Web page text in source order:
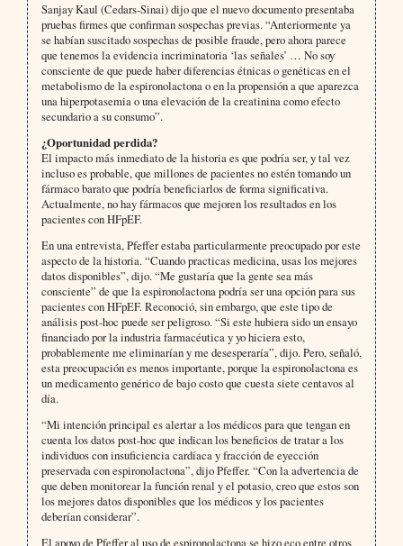
Sanjay Kaul (Cedars-Sinai) dijo que el nuevo documento presentaba
pruebas firmes que confirman sospechas previas. “Anteriormente ya
se habían suscitado sospechas de posible fraude, pero ahora parece
que tenemos la evidencia incriminatoria ‘las señales’ … No soy
consciente de que puede haber diferencias étnicas o genéticas en el
metabolismo de la espironolactona o en la propensión a que aparezca
una hiperpotasemia o una elevación de la creatinina como efecto
secundario a su consumo”.
¿Oportunidad perdida?
El impacto más inmediato de la historia es que podría ser, y tal vez
incluso es probable, que millones de pacientes no estén tomando un
fármaco barato que podría beneficiarlos de forma significativa.
Actualmente, no hay fármacos que mejoren los resultados en los
pacientes con HFpEF.
En una entrevista, Pfeffer estaba particularmente preocupado por este
aspecto de la historia. “Cuando practicas medicina, usas los mejores
datos disponibles”, dijo. “Me gustaría que la gente sea más
consciente” de que la espironolactona podría ser una opción para sus
pacientes con HFpEF. Reconoció, sin embargo, que este tipo de
análisis post-hoc puede ser peligroso. “Si este hubiera sido un ensayo
financiado por la industria farmacéutica y yo hiciera esto,
probablemente me eliminarían y me desesperaría”, dijo. Pero, señaló,
esta preocupación es menos importante, porque la espironolactona es
un medicamento genérico de bajo costo que cuesta siete centavos al
día.
“Mi intención principal es alertar a los médicos para que tengan en
cuenta los datos post-hoc que indican los beneficios de tratar a los
individuos con insuficiencia cardíaca y fracción de eyección
preservada con espironolactona”, dijo Pfeffer. “Con la advertencia de
que deben monitorear la función renal y el potasio, creo que estos son
los mejores datos disponibles que los médicos y los pacientes
deberían considerar”.
El apoyo de Pfeffer al uso de espironolactona se hizo eco entre otros